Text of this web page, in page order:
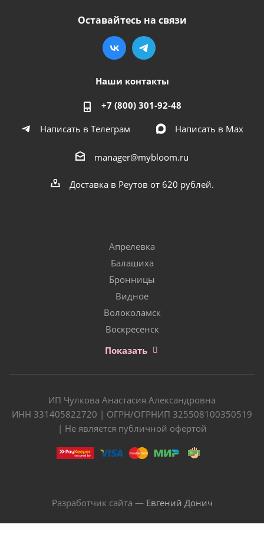
Оставайтесь на связи
Наши контакты
+7 (800) 301-92-48
Написать в Телеграм
Написать в Мах
manager@mybloom.ru
Доставка в Реутов от 620 рублей.
Апрелевка
Балашиха
Бронницы
Видное
Волоколамск
Воскресенск
Показать
ИП Чулкова Анастасия Александровна
ИНН 331405822720 | ОГРН/ОГРНИП 325508100350519
| Не является публичной офертой
Разработчик сайта — Евгений Донич